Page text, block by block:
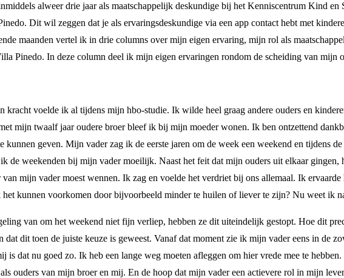
alweer drie jaar als maatschappelijk deskundige bij het Kenniscentrum Kind en
Dit wil zeggen dat je als ervaringsdeskundige via een app contact hebt met
maanden vertel ik in drie columns over mijn eigen ervaring, mijn rol als
Pinedo. In deze column deel ik mijn eigen ervaringen rondom de scheiding van mijn
kracht voelde ik al tijdens mijn hbo-studie. Ik wilde heel graag andere ouders en
mijn twaalf jaar oudere broer bleef ik bij mijn moeder wonen. Ik ben ontzettend
kunnen geven. Mijn vader zag ik de eerste jaren om de week een weekend en tijdens
de weekenden bij mijn vader moeilijk. Naast het feit dat mijn ouders uit elkaar
mijn vader moest wennen. Ik zag en voelde het verdriet bij ons allemaal. Ik
kunnen voorkomen door bijvoorbeeld minder te huilen of liever te zijn? Nu weet ik
van om het weekend niet fijn verliep, hebben ze dit uiteindelijk gestopt. Hoe dit
dit toen de juiste keuze is geweest. Vanaf dat moment zie ik mijn vader eens in de
is dat nu goed zo. Ik heb een lange weg moeten afleggen om hier vrede mee te
ouders van mijn broer en mij. En de hoop dat mijn vader een actievere rol in mijn